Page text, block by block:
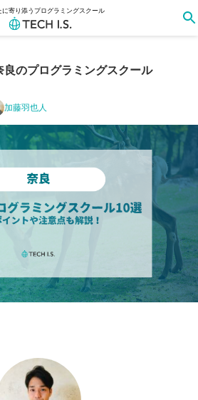
に寄り添うプログラミングスクール
良のプログラミングスクール
加藤羽也人